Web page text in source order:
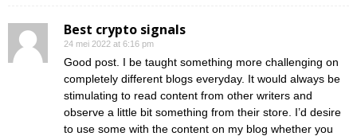
Best crypto signals
24 mei 2022 at 6:16 pm
Good post. I be taught something more challenging on
completely different blogs everyday. It would always be
stimulating to read content from other writers and
observe a little bit something from their store. I’d desire
to use some with the content on my blog whether you